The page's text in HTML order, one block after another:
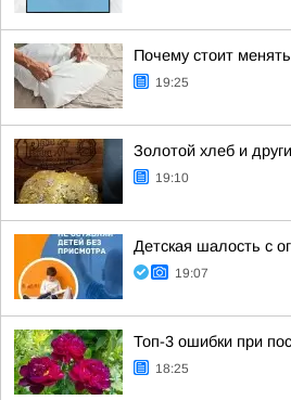
Почему стоит
19:25
Золотой хлеб и
19:10
Детская шалость с
19:07
Топ-3 ошибки при
18:25